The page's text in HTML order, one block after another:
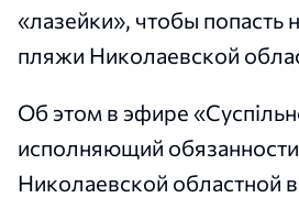
«лазейки», чтобы попасть
пляжи Николаевской
Об этом в эфире
исполняющий
Николаевской областной